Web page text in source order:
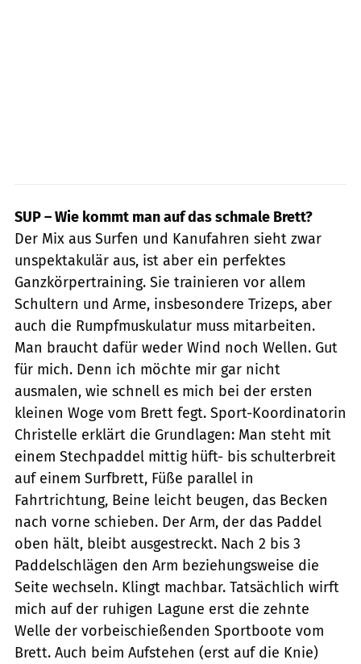
SUP – Wie kommt man auf das schmale Brett?
Der Mix aus Surfen und Kanufahren sieht zwar
unspektakulär aus, ist aber ein perfektes
Ganzkörpertraining. Sie trainieren vor allem
Schultern und Arme, insbesondere Trizeps, aber
auch die Rumpfmuskulatur muss mitarbeiten.
Man braucht dafür weder Wind noch Wellen. Gut
für mich. Denn ich möchte mir gar nicht
ausmalen, wie schnell es mich bei der ersten
kleinen Woge vom Brett fegt. Sport-Koordinatorin
Christelle erklärt die Grundlagen: Man steht mit
einem Stechpaddel mittig hüft- bis schulterbreit
auf einem Surfbrett, Füße parallel in
Fahrtrichtung, Beine leicht beugen, das Becken
nach vorne schieben. Der Arm, der das Paddel
oben hält, bleibt ausgestreckt. Nach 2 bis 3
Paddelschlägen den Arm beziehungsweise die
Seite wechseln. Klingt machbar. Tatsächlich wirft
mich auf der ruhigen Lagune erst die zehnte
Welle der vorbeischießenden Sportboote vom
Brett. Auch beim Aufstehen (erst auf die Knie)